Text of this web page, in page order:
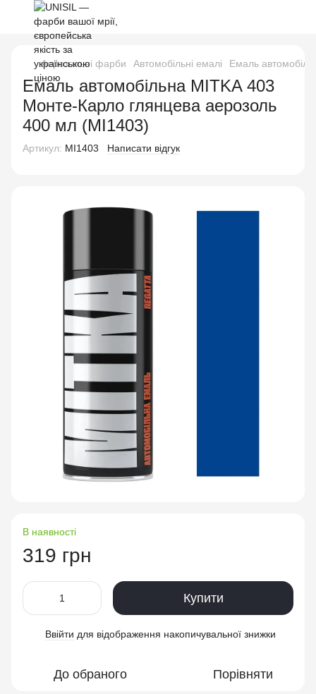
Аерозольні фарби Автомобільні емалі Емаль
Емаль автомобільна MITKA 403
Монте-Карло глянцева аерозоль
400 мл (MI1403)
Артикул: MI1403 Написати відгук
В наявності
319 грн
Купити
Ввійти для відображення накопичувальної знижки
До обраного Порівняти